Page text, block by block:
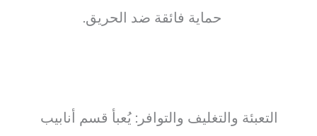
حماية فائقة ضد الحريق.
التعبئة والتغليف والتوافر: يُعبأ قسم أنابيب